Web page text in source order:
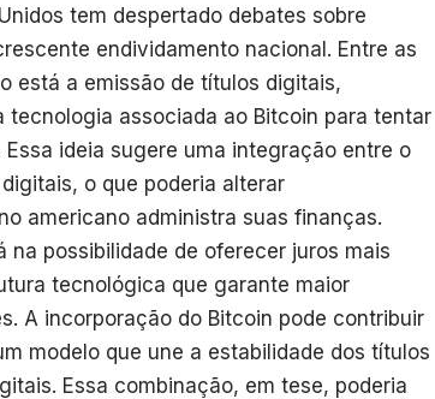
tem despertado debates sobre
endividamento nacional. Entre as
está a emissão de títulos digitais,
associada ao Bitcoin para tentar
ideia sugere uma integração entre o
o que poderia alterar
americano administra suas finanças.
possibilidade de oferecer juros mais
tecnológica que garante maior
A incorporação do Bitcoin pode contribuir
modelo que une a estabilidade dos títulos
Essa combinação, em tese, poderia